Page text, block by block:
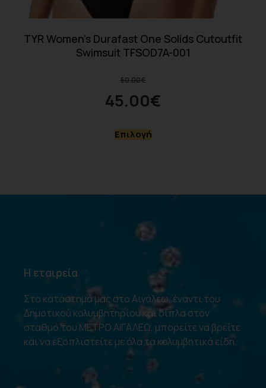
TYR Women’s Durafast One Solids Cutoutfit
Swimsuit TFSOD7A-001
50.00€
45.00€
Επιλογή
Η εταιρεία
Στο κατάστημά μας στο Αιγάλεω, έναντι του
Δημοτικού κολυμβητηρίου και δίπλα στον
σταθμό του ΜΕΤΡΟ ΑΙΓΑΛΕΩ, μπορείτε να βρείτε
και να εξοπλιστείτε με όλα τα κολυμβητικά είδη.